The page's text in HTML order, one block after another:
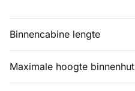
Binnencabine lengte
Maximale hoogte binnenhut